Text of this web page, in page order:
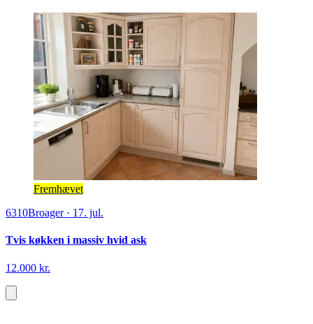
Fremhævet
6310Broager· 17. jul.
Tvis køkken i massiv hvid ask
12.000 kr.